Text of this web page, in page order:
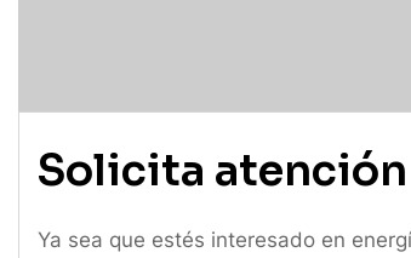
Solicita atención
Ya sea que estés interesado en